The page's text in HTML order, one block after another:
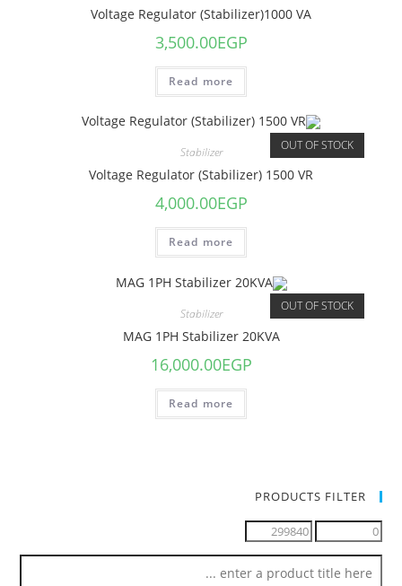
Voltage Regulator (Stabilizer)1000 VA
3,500.00EGP
Read more
OUT OF STOCK
Stabilizer
Voltage Regulator (Stabilizer) 1500 VR
4,000.00EGP
Read more
OUT OF STOCK
Stabilizer
MAG 1PH Stabilizer 20KVA
16,000.00EGP
Read more
PRODUCTS FILTER